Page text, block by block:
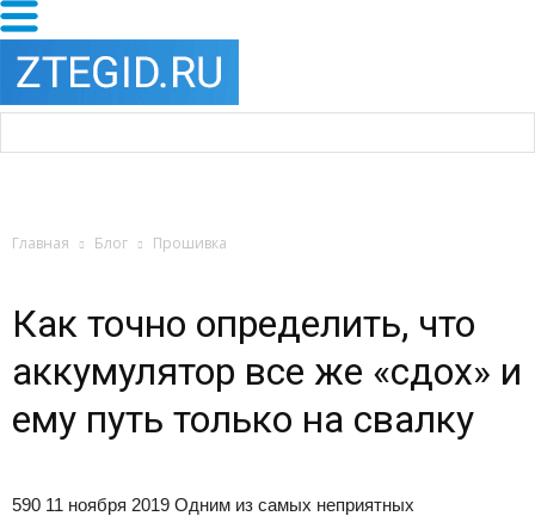
Главная Блог Прошивка
Как точно определить, что
аккумулятор все же «сдох» и
ему путь только на свалку
590 11 ноября 2019 Одним из самых неприятных